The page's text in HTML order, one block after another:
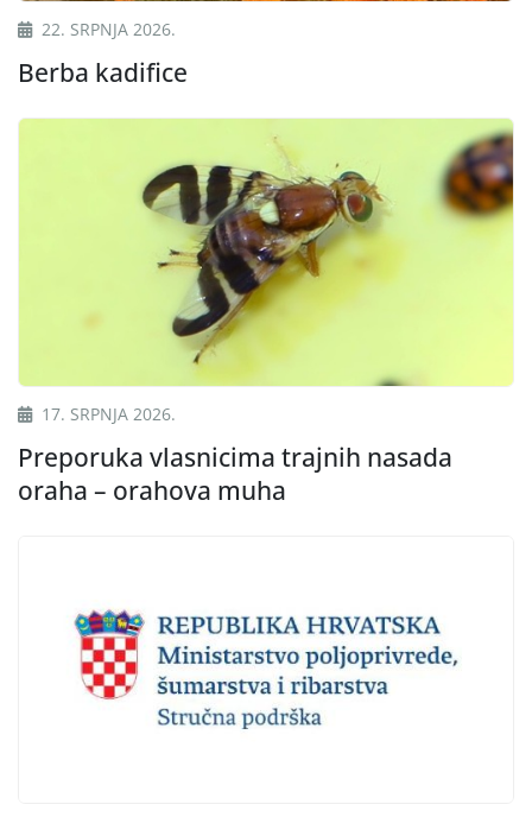
22. SRPNJA 2026.
Berba kadifice
17. SRPNJA 2026.
Preporuka vlasnicima trajnih nasada
oraha – orahova muha